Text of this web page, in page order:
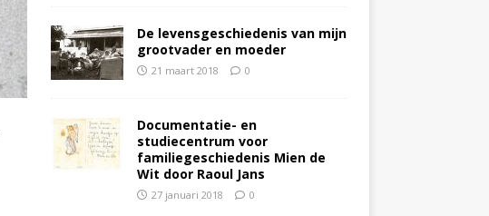
De levensgeschiedenis van mijn
grootvader en moeder
21 maart 2018 0
Documentatie- en
studiecentrum voor
familiegeschiedenis Mien de
Wit door Raoul Jans
27 januari 2018 0